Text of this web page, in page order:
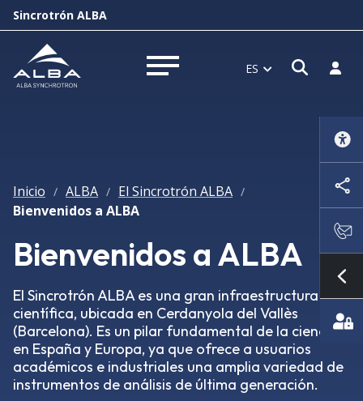
Sincrotrón ALBA
Abrir menú ES Abrir
Inicio / ALBA / El Sincrotrón ALBA /
Bienvenidos a ALBA
Bienvenidos a ALBA
El Sincrotrón ALBA es una gran infraestructura
científica, ubicada en Cerdanyola del Vallès
(Barcelona). Es un pilar fundamental de la ciencia
en España y Europa, ya que ofrece a usuarios
académicos e industriales una amplia variedad de
instrumentos de análisis de última generación.